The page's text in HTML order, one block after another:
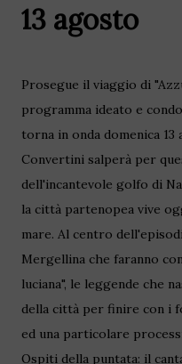
13 agosto
Prosegue il viaggio di
programma ideato e
torna in onda domenica 13
Convertini salperà per
dell'incantevole golfo di
la città partenopea vive
mare. Al centro
Mergellina che faranno
luciana", le leggende che
della città per finire con i
ed una particolare
Ospiti della puntata: il